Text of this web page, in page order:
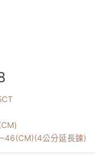
公分延長鍊)